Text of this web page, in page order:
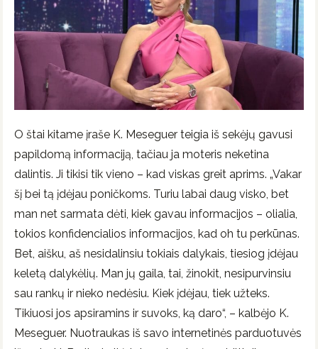
O štai kitame įraše K. Meseguer teigia iš sekėjų gavusi
papildomą informaciją, tačiau ja moteris neketina
dalintis. Ji tikisi tik vieno – kad viskas greit aprims. „Vakar
šį bei tą įdėjau poničkoms. Turiu labai daug visko, bet
man net sarmata dėti, kiek gavau informacijos – olialia,
tokios konfidencialios informacijos, kad oh tu perkūnas.
Bet, aišku, aš nesidalinsiu tokiais dalykais, tiesiog įdėjau
keletą dalykėlių. Man jų gaila, tai, žinokit, nesipurvinsiu
sau rankų ir nieko nedėsiu. Kiek įdėjau, tiek užteks.
Tikiuosi jos apsiramins ir suvoks, ką daro“, – kalbėjo K.
Meseguer. Nuotraukas iš savo internetinės parduotuvės